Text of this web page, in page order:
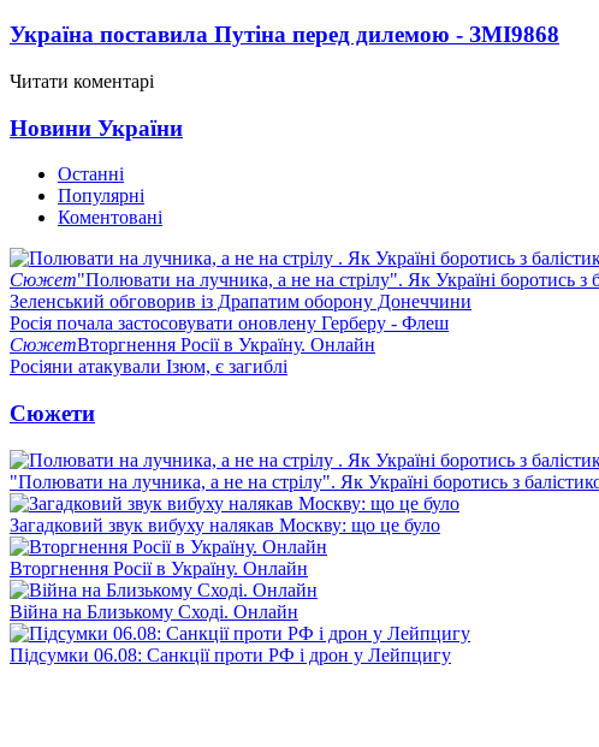
Україна поставила Путіна перед дилемою - ЗМІ9868
Читати коментарі
Новини України
Останні
Популярні
Коментовані
Сюжет"Полювати на лучника, а не на стрілу". Як Україні боротись з
Зеленський обговорив із Драпатим оборону Донеччини
Росія почала застосовувати оновлену Герберу - Флеш
СюжетВторгнення Росії в Україну. Онлайн
Росіяни атакували Ізюм, є загиблі
Сюжети
"Полювати на лучника, а не на стрілу". Як Україні боротись з
Загадковий звук вибуху налякав Москву: що це було
Вторгнення Росії в Україну. Онлайн
Війна на Близькому Сході. Онлайн
Підсумки 06.08: Санкції проти РФ і дрон у Лейпцигу